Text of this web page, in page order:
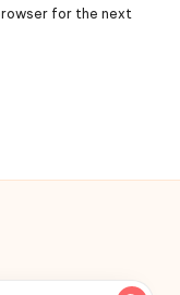
for the next